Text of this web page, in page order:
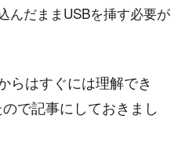
んだままUSBを挿す必要が
らはすぐには理解でき
で記事にしておきまし